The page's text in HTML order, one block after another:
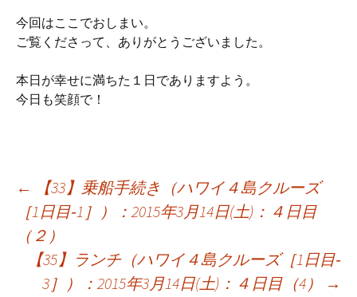
今回はここでおしまい。
ご覧くださって、ありがとうございました。
本日が幸せに満ちた１日でありますよう。
今日も笑顔で！
投
稿
←
【33】乗船手続き（ハワイ４島クルーズ
［1日目‐1］）：2015年3月14日(土)：４日目
（２）
【35】ランチ（ハワイ４島クルーズ［1日目‐
3］）：2015年3月14日(土)：４日目（4）
→